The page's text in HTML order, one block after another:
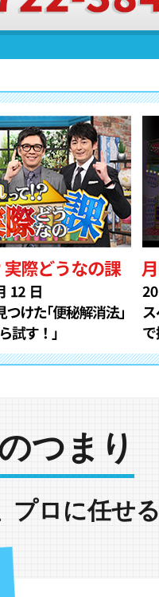
つまり
プロに任せる